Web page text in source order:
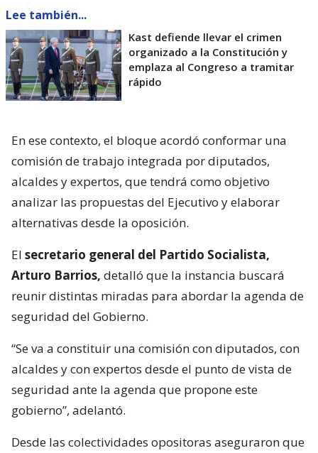
Lee también...
Kast defiende llevar el crimen
organizado a la Constitución y
emplaza al Congreso a tramitar
rápido
En ese contexto, el bloque acordó conformar una
comisión de trabajo integrada por diputados,
alcaldes y expertos, que tendrá como objetivo
analizar las propuestas del Ejecutivo y elaborar
alternativas desde la oposición.
El secretario general del Partido Socialista,
Arturo Barrios, detalló que la instancia buscará
reunir distintas miradas para abordar la agenda de
seguridad del Gobierno.
“Se va a constituir una comisión con diputados, con
alcaldes y con expertos desde el punto de vista de
seguridad ante la agenda que propone este
gobierno”, adelantó.
Desde las colectividades opositoras aseguraron que